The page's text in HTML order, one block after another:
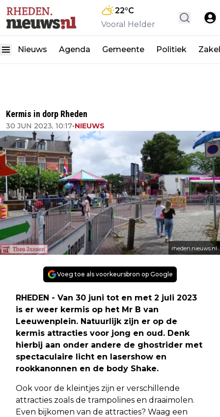
22°C
Vooral Helder
Nieuws Agenda Gemeente Politiek
Kermis in dorp Rheden
30 JUN 2023, 10:17•NIEUWS
rheden.nieuws.nl
Voeg toe als voorkeursbron op Google
RHEDEN - Van 30 juni tot en met 2 juli 2023
is er weer kermis op het Mr B van
Leeuwenplein. Natuurlijk zijn er op de
kermis attracties voor jong en oud. Denk
hierbij aan onder andere de ghostrider met
spectaculaire licht en lasershow en
rookkanonnen en de body Shake.
Ook voor de kleintjes zijn er verschillende
attracties zoals de trampolines en draaimolen.
Even bijkomen van de attracties? Waag een